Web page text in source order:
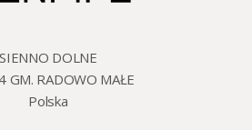
SIENNO DOLNE
GM. RADOWO MAŁE
Polska